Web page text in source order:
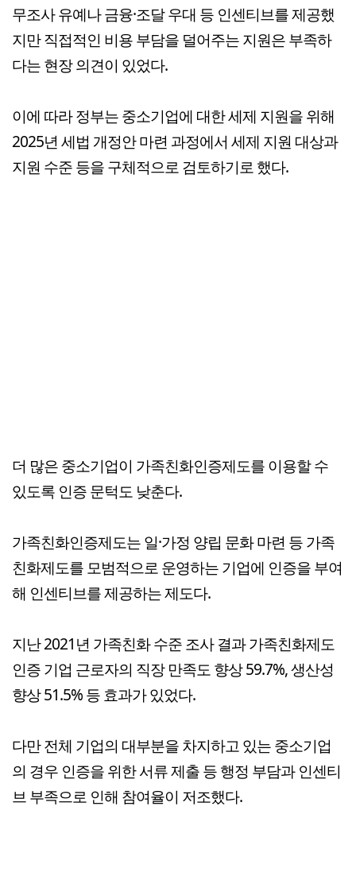
무조사 유예나 금융·조달 우대 등 인센티브를 제공했
지만 직접적인 비용 부담을 덜어주는 지원은 부족하
다는 현장 의견이 있었다.
이에 따라 정부는 중소기업에 대한 세제 지원을 위해
2025년 세법 개정안 마련 과정에서 세제 지원 대상과
지원 수준 등을 구체적으로 검토하기로 했다.
더 많은 중소기업이 가족친화인증제도를 이용할 수
있도록 인증 문턱도 낮춘다.
가족친화인증제도는 일·가정 양립 문화 마련 등 가족
친화제도를 모범적으로 운영하는 기업에 인증을 부여
해 인센티브를 제공하는 제도다.
지난 2021년 가족친화 수준 조사 결과 가족친화제도
인증 기업 근로자의 직장 만족도 향상 59.7%, 생산성
향상 51.5% 등 효과가 있었다.
다만 전체 기업의 대부분을 차지하고 있는 중소기업
의 경우 인증을 위한 서류 제출 등 행정 부담과 인센티
브 부족으로 인해 참여율이 저조했다.